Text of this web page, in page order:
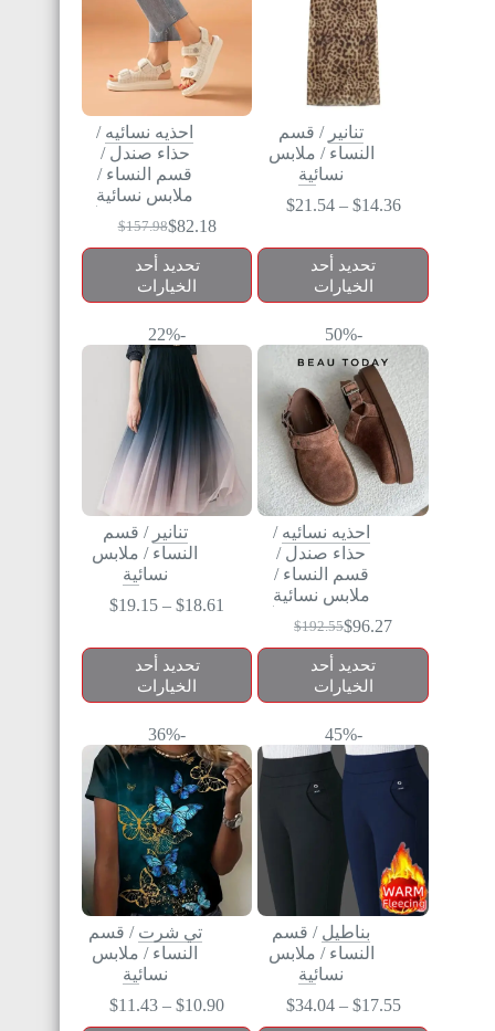
تنانير / قسم
النساء / ملابس
نسائية
$14.36
–
$21.54
تحديد أحد
الخيارات
احذيه نسائيه /
حذاء صندل /
قسم النساء /
ملابس نسائية
$157.98$82.18
تحديد أحد
الخيارات
-50%
احذيه نسائيه /
حذاء صندل /
قسم النساء /
ملابس نسائية
$192.55$96.27
تحديد أحد
الخيارات
-22%
تنانير / قسم
النساء / ملابس
نسائية
$18.61
–
$19.15
تحديد أحد
الخيارات
-45%
بناطيل / قسم
النساء / ملابس
نسائية
$17.55
–
$34.04
-36%
تي شرت / قسم
النساء / ملابس
نسائية
$10.90
–
$11.43